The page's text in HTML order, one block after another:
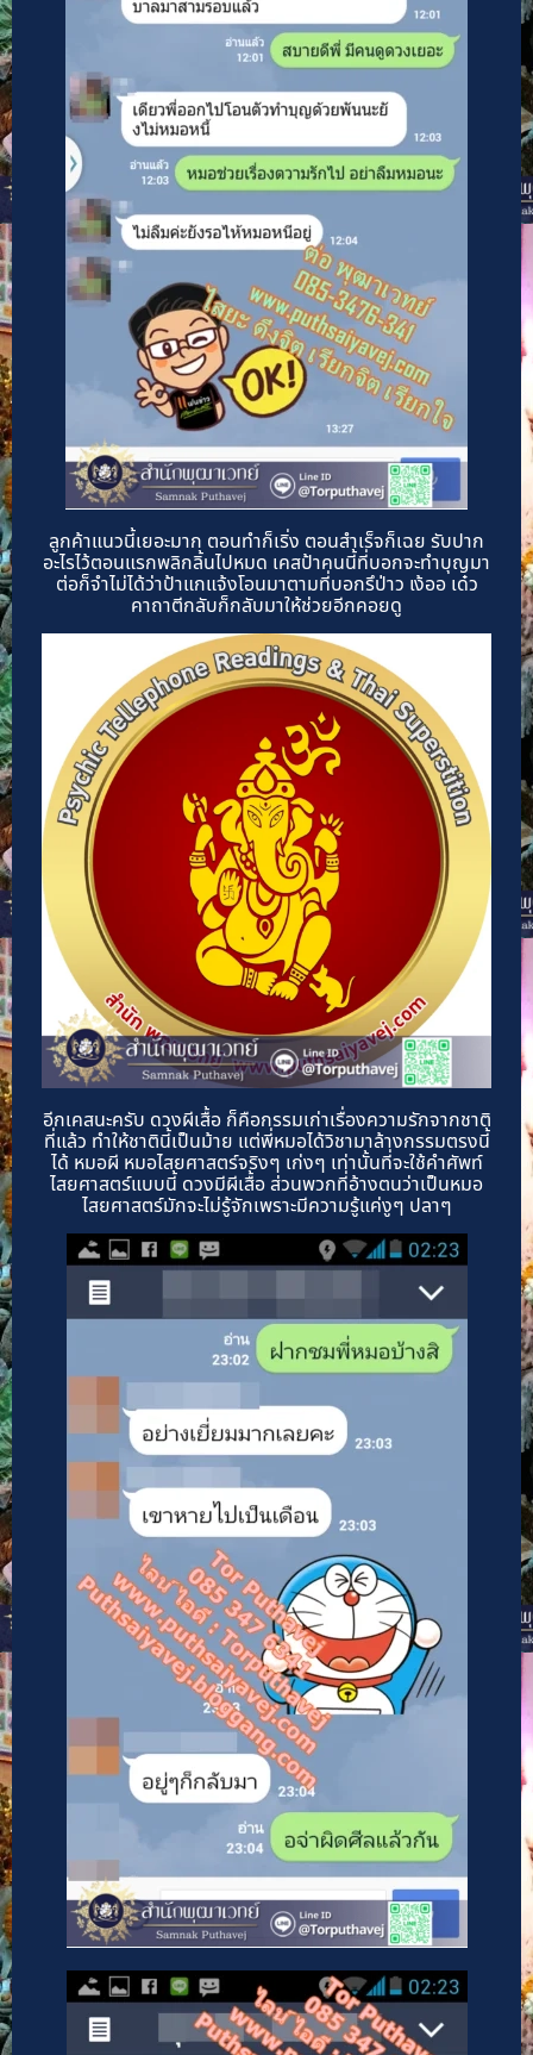
ลูกค้าแนวนี้เยอะมาก ตอนทำก็เริ่ง ตอนสำเร็จก็เฉย รับปาก
อะไรไว้ตอนแรกพลิกลิ้นไปหมด เคสป้าคนนี้ที่บอกจะทำบุญมา
ต่อก็จำไม่ได้ว่าป้าแกแจ้งโอนมาตามที่บอกรึป่าว เง้ออ เด๋ว
คาถาตีกลับก็กลับมาให้ช่วยอีกคอยดู
อีกเคสนะครับ ดวงผีเสื้อ ก็คือกรรมเก่าเรื่องความรักจากชาติ
ที่แล้ว ทำให้ชาตินี้เป็นม้าย แต่พี่หมอได้วิชามาล้างกรรมตรงนี้
ได้ หมอผี หมอไสยศาสตร์จริงๆ เก่งๆ เท่านั้นที่จะใช้คำศัพท์
ไสยศาสตร์แบบนี้ ดวงมีผีเสื้อ ส่วนพวกที่อ้างตนว่าเป็นหมอ
ไสยศาสตร์มักจะไม่รู้จักเพราะมีความรู้แค่งูๆ ปลาๆ